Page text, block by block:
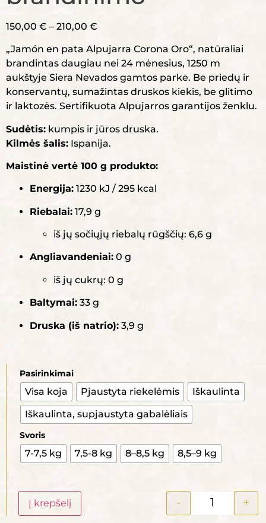
150,00 € – 210,00 €
„Jamón en pata Alpujarra Corona Oro“, natūraliai
brandintas daugiau nei 24 mėnesius, 1250 m
aukštyje Siera Nevados gamtos parke. Be priedų ir
konservantų, sumažintas druskos kiekis, be glitimo
ir laktozės. Sertifikuota Alpujarros garantijos ženklu.
Sudėtis: kumpis ir jūros druska.
Kilmės šalis: Ispanija.
Maistinė vertė 100 g produkto:
Energija: 1230 kJ / 295 kcal
Riebalai: 17,9 g
iš jų sočiųjų riebalų rūgščių: 6,6 g
Angliavandeniai: 0 g
iš jų cukrų: 0 g
Baltymai: 33 g
Druska (iš natrio): 3,9 g
Pasirinkimai
Visa koja Pjaustyta riekelėmis
Iškaulinta
Iškaulinta, supjaustyta gabalėliais
Svoris
7-7,5 kg 7,5-8 kg 8–8,5 kg 8,5–9 kg
- +
Į krepšelį